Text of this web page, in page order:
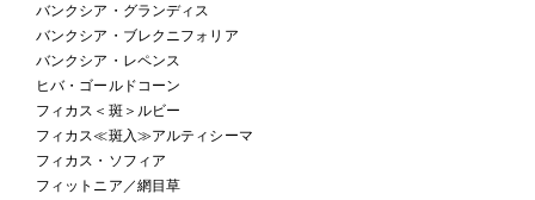
バンクシア・グランディス
バンクシア・ブレクニフォリア
バンクシア・レペンス
ヒバ・ゴールドコーン
フィカス＜斑＞ルビー
フィカス≪斑入≫アルティシーマ
フィカス・ソフィア
フィットニア／網目草